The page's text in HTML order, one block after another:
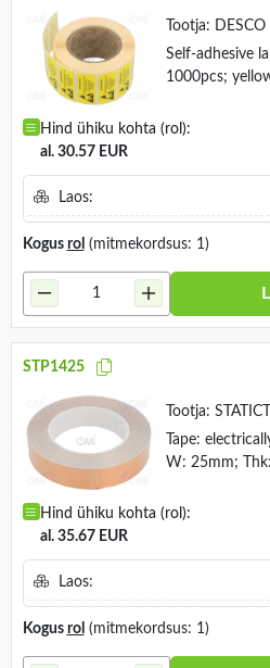
Tootja: DESCO
Self-adhesive
1000pcs;
Hind ühiku kohta (rol):
al. 30.57 EUR
Laos:
Kogus rol (mitmekordsus: 1)
STP1425
Tootja:
Tape:
W: 25mm;
Hind ühiku kohta (rol):
al. 35.67 EUR
Laos:
Kogus rol (mitmekordsus: 1)